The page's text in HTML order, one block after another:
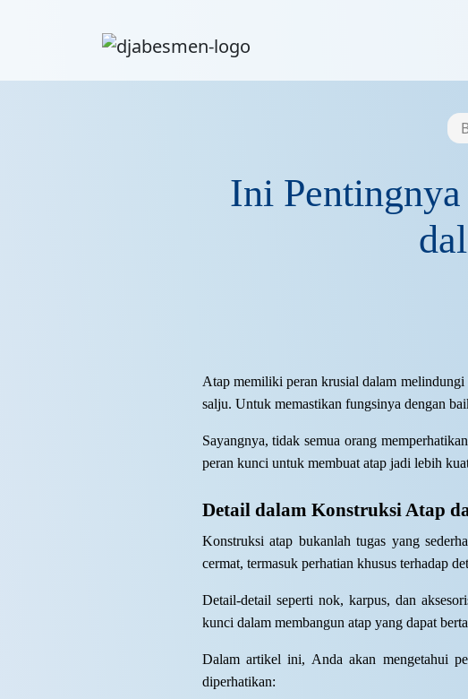
Ini
Atap memiliki peran krusial dalam melindungi
salju. Untuk memastikan fungsinya dengan
Sayangnya, tidak semua orang
peran kunci untuk membuat atap jadi lebih
Detail dalam Konstruksi Atap
Konstruksi atap bukanlah tugas yang
cermat, termasuk perhatian khusus terhadap
Detail-detail seperti nok, karpus, dan
kunci dalam membangun atap yang dapat
Dalam artikel ini, Anda akan mengetahui
diperhatikan: